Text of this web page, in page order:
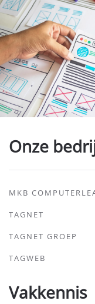
Onze
MKB
TAGNET
TAGNET GROEP
TAGWEB
Vakkennis